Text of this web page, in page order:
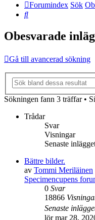
Forumindex Sök
Sök
Obesvarade
Gå till avancerad sökning
Sökningen fann 3 träffar •
Trådar
Svar
Visningar
Senaste
Bättre bilder.
av Tommi Meriläinen
Specimencupens
0 Svar
18866
Senaste
lör mar 28,